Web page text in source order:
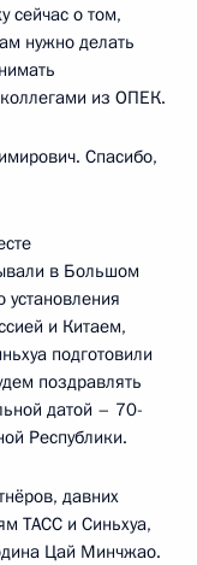
сейчас о том,
нужно делать
из ОПЕК.
Спасибо,
в Большом
и Китаем,
подготовили
поздравлять
датой – 70-
Республики.
давних
ТАСС и Синьхуа,
Цай Минчжао.